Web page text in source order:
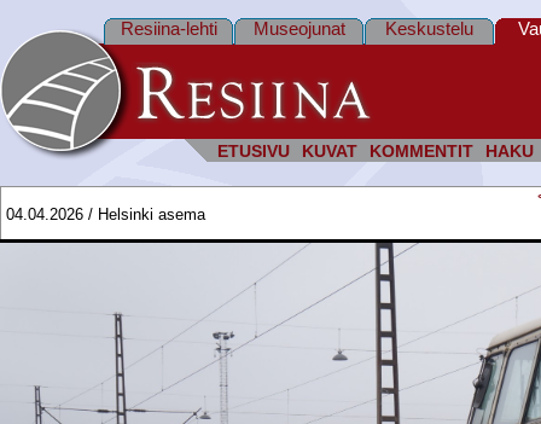
ETUSIVU KUVAT KOMMENTIT HAKU
Resiina-lehti Museojunat Keskustelu
04.04.2026 / Helsinki asema